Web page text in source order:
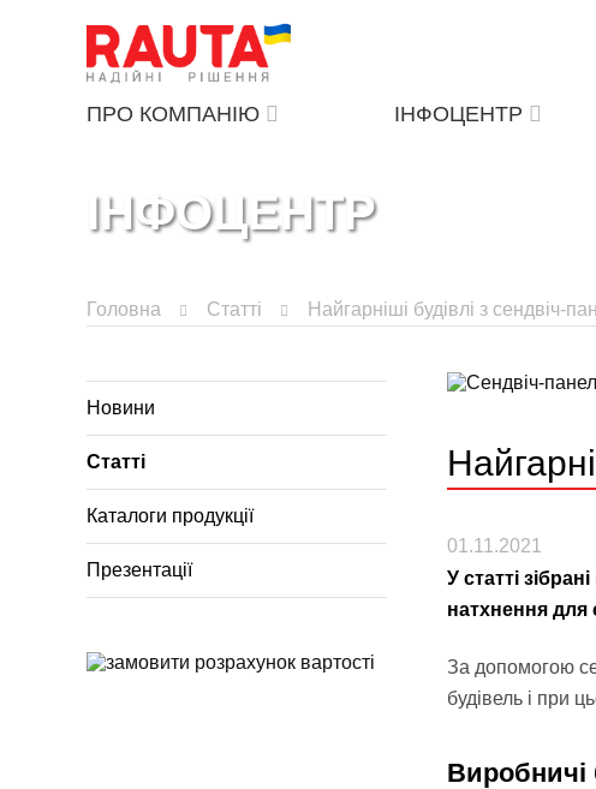
ПРО КОМПАНІЮ ІНФОЦЕНТР
ІНФОЦЕНТР
Головна Статті Найгарніші будівлі з сендвіч-
Новини
Статті
Каталоги продукції
Презентації
01.11.2021
У статті
натхнення для
За допомогою
будівель і при
Виробничі